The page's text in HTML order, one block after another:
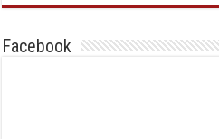
Facebook